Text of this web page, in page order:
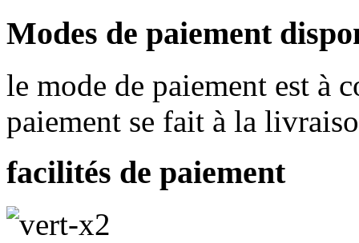
Modes de paiement
le mode de paiement est à
paiement se fait à la
facilités de paiement